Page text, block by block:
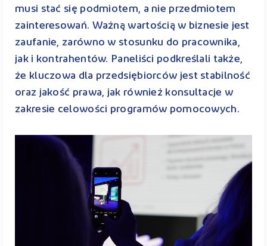
musi stać się podmiotem, a nie przedmiotem
zainteresowań. Ważną wartością w biznesie jest
zaufanie, zarówno w stosunku do pracownika,
jak i kontrahentów. Paneliści podkreślali także,
że kluczowa dla przedsiębiorców jest stabilność
oraz jakość prawa, jak również konsultacje w
zakresie celowości programów pomocowych.